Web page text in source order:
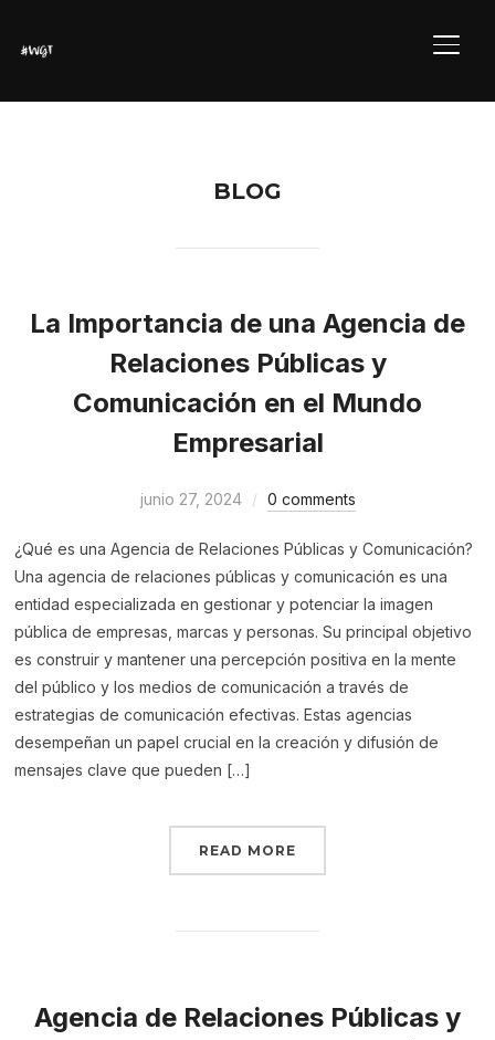
BLOG
La Importancia de una Agencia de
Relaciones Públicas y
Comunicación en el Mundo
Empresarial
junio 27, 2024 0 comments
¿Qué es una Agencia de Relaciones Públicas y Comunicación?
Una agencia de relaciones públicas y comunicación es una
entidad especializada en gestionar y potenciar la imagen
pública de empresas, marcas y personas. Su principal objetivo
es construir y mantener una percepción positiva en la mente
del público y los medios de comunicación a través de
estrategias de comunicación efectivas. Estas agencias
desempeñan un papel crucial en la creación y difusión de
mensajes clave que pueden […]
READ MORE
Agencia de Relaciones Públicas y